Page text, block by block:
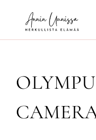
sisältöön